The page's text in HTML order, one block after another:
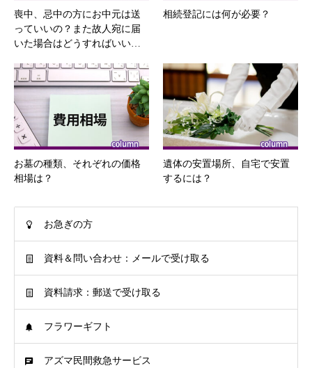
喪中、忌中の方にお中元は送
っていいの？また故人宛に届
いた場合はどうすればいい…
相続登記には何が必要？
お墓の種類、それぞれの価格
相場は？
遺体の安置場所、自宅で安置
するには？
お急ぎの方
資料＆問い合わせ：メールで受け取る
資料請求：郵送で受け取る
フラワーギフト
アズマ民間救急サービス